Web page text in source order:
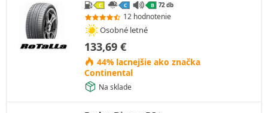
C C B 72 db
12 hodnotenie
Osobné letné
133,69 €
44% lacnejšie ako značka
Continental
Na sklade